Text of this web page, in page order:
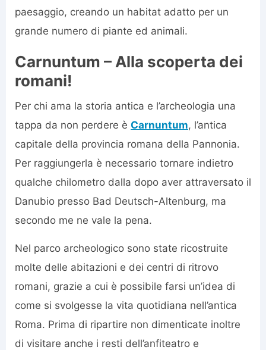
paesaggio, creando un habitat adatto per un
grande numero di piante ed animali.
Carnuntum – Alla scoperta dei
romani!
Per chi ama la storia antica e l’archeologia una
tappa da non perdere è Carnuntum, l’antica
capitale della provincia romana della Pannonia.
Per raggiungerla è necessario tornare indietro
qualche chilometro dalla dopo aver attraversato il
Danubio presso Bad Deutsch-Altenburg, ma
secondo me ne vale la pena.
Nel parco archeologico sono state ricostruite
molte delle abitazioni e dei centri di ritrovo
romani, grazie a cui è possibile farsi un’idea di
come si svolgesse la vita quotidiana nell’antica
Roma. Prima di ripartire non dimenticate inoltre
di visitare anche i resti dell’anfiteatro e